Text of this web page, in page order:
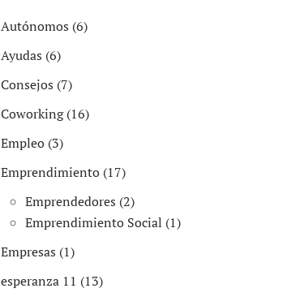
Autónomos (6)
Ayudas (6)
Consejos (7)
Coworking (16)
Empleo (3)
Emprendimiento (17)
Emprendedores (2)
Emprendimiento Social (1)
Empresas (1)
esperanza 11 (13)